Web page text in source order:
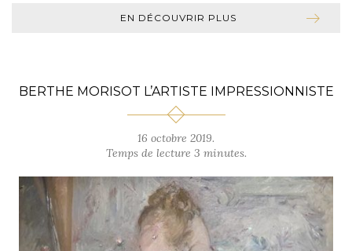
EN DÉCOUVRIR PLUS
BERTHE MORISOT L’ARTISTE IMPRESSIONNISTE
16 octobre 2019.
Temps de lecture 3 minutes.